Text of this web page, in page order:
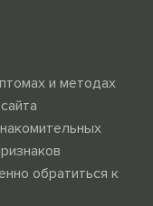
и методах
обратиться к